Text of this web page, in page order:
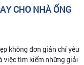
CHO NHÀ ỐNG
không đơn giản chỉ yêu
việc tìm kiếm những giải